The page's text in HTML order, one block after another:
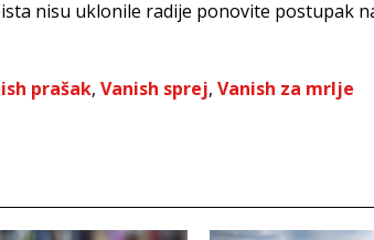
nisu uklonile radije ponovite postupak
prašak, Vanish sprej, Vanish za mrlje